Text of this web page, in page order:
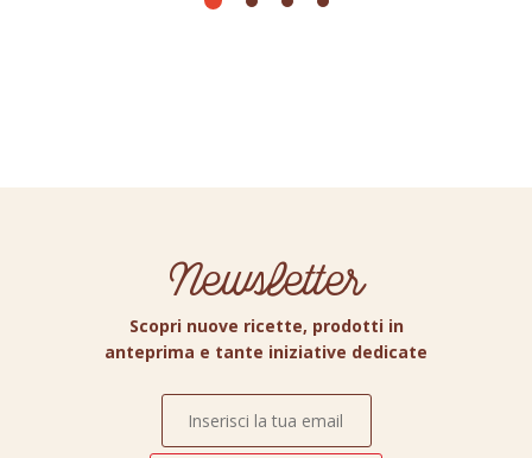
Newsletter
Scopri nuove ricette, prodotti in
anteprima e tante iniziative dedicate